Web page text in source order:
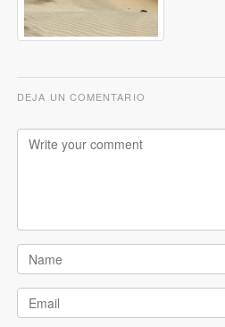
DEJA UN COMENTARIO